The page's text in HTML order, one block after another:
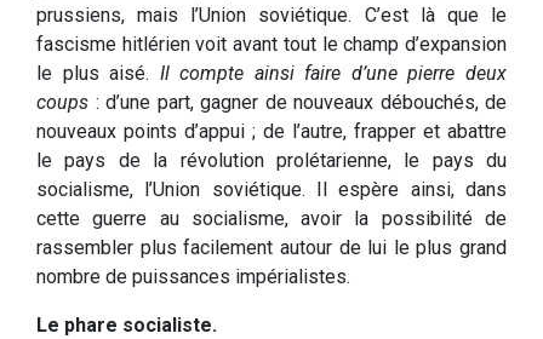
prussiens, mais l’Union soviétique. C’est là que le
fascisme hitlérien voit avant tout le champ d’expansion
le plus aisé. Il compte ainsi faire d’une pierre deux
coups : d’une part, gagner de nouveaux débouchés, de
nouveaux points d’appui ; de l’autre, frapper et abattre
le pays de la révolution prolétarienne, le pays du
socialisme, l’Union soviétique. Il espère ainsi, dans
cette guerre au socialisme, avoir la possibilité de
rassembler plus facilement autour de lui le plus grand
nombre de puissances impérialistes.
Le phare socialiste.